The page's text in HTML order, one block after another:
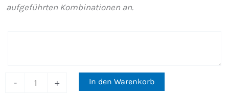
aufgeführten Kombinationen an.
-
Menge
+ In den Warenkorb